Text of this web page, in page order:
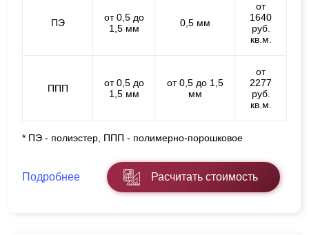
ПЭ
от 0,5 до
1,5 мм
0,5 мм
от
1640
руб.
кв.м.
ППП
от 0,5 до
1,5 мм
от 0,5 до 1,5
мм
от
2277
руб.
кв.м.
* ПЭ - полиэстер, ППП - полимерно-порошковое
Подробнее Расчитать стоимость